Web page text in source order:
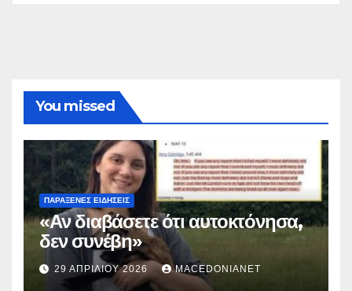
You missed
ΠΑΡΆΞΕΝΕΣ ΕΙΔΉΣΕΙΣ
«Αν διαβάσετε ότι αυτοκτόνησα,
δεν συνέβη»
29 ΑΠΡΙΛΊΟΥ 2026 MACEDONIANET